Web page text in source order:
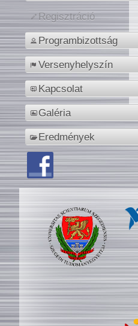
Regisztráció
Programbizottság
Versenyhelyszín
Kapcsolat
Galéria
Eredmények